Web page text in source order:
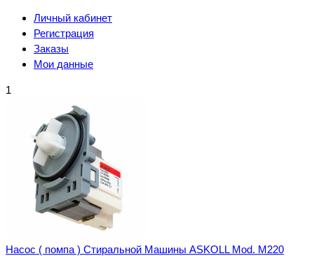
Личный кабинет
Регистрация
Заказы
Мои данные
1
Насос ( помпа ) Стиральной Машины ASKOLL Mod. M220